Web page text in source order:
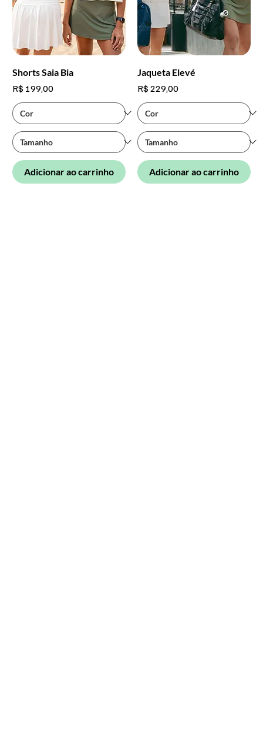
Shorts Saia Bia
Preço
R$ 199,00
Adicionar ao carrinho
Jaqueta Elevé
Preço
R$ 229,00
Adicionar ao carrinho